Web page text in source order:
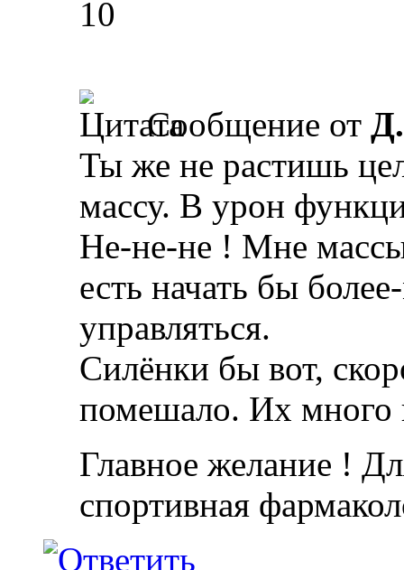
10
Сообщение от
Ты же не растишь
массу. В урон
Не-не-не ! Мне
есть начать бы
управляться.
Силёнки бы вот,
помешало. Их много
Главное желание !
спортивная